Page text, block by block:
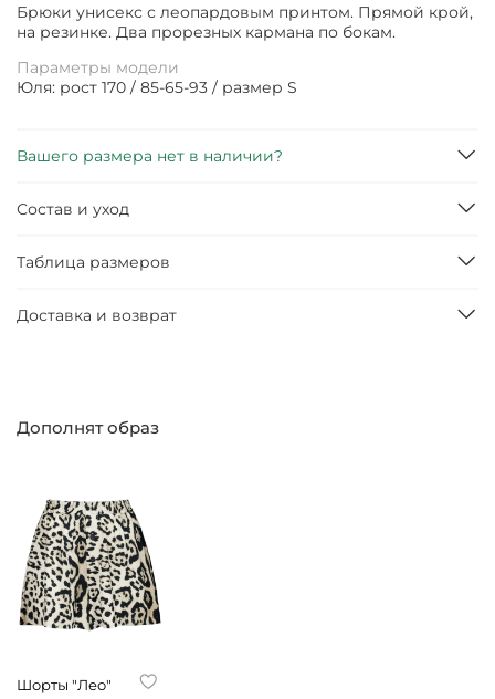
Брюки унисекс с леопардовым принтом. Прямой крой,
на резинке. Два прорезных кармана по бокам.
Параметры модели
Юля: рост 170 / 85-65-93 / размер S
Вашего размера нет в наличии?
Состав и уход
Таблица размеров
Доставка и возврат
Дополнят образ
Шорты "Лео"